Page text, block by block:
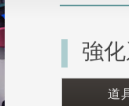
強
道